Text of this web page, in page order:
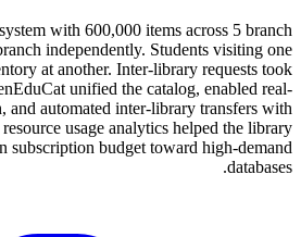
with 600,000 items across 5 branch
independently. Students visiting one
at another. Inter-library requests took
unified the catalog, enabled real-
and automated inter-library transfers with
usage analytics helped the library
subscription budget toward high-demand
databases.